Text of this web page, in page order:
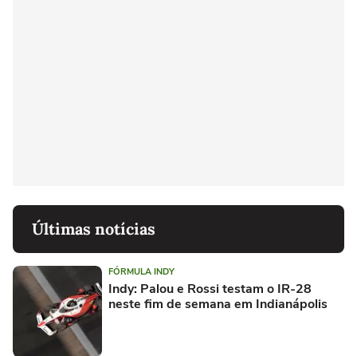
Últimas notícias
FÓRMULA INDY
Indy: Palou e Rossi testam o IR-28
neste fim de semana em Indianápolis